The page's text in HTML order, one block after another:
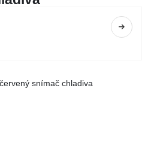
snímač chladiva